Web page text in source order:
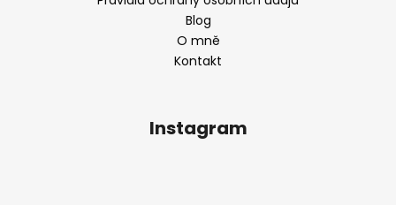
Blog
O mně
Kontakt
Instagram